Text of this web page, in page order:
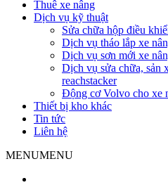
Thuê xe nâng
Dịch vụ kỹ thuật
Sửa chữa hộp điều
Dịch vụ tháo lắp xe
Dịch vụ sơn mới xe
Dịch vụ sửa chữa, sản
reachstacker
Động cơ Volvo cho xe
Thiết bị kho khác
Tin tức
Liên hệ
MENUMENU